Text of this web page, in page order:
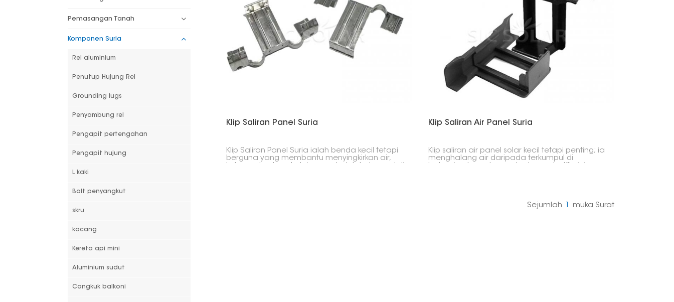
Pemasangan Tanah
Komponen Suria
Rel aluminium
Penutup Hujung Rel
Grounding lugs
Penyambung rel
Pengapit pertengahan
Pengapit hujung
L kaki
Bolt penyangkut
skru
kacang
Kereta api mini
Aluminium sudut
Cangkuk balkoni
Klip Saliran Panel Suria
Klip Saliran Panel Suria ialah benda kecil tetapi
berguna yang membantu menyingkirkan air,
Klip Saliran Air Panel Suria
Klip saliran air panel solar kecil tetapi penting; ia
menghalang air daripada terkumpul di
Sejumlah Muka Surat